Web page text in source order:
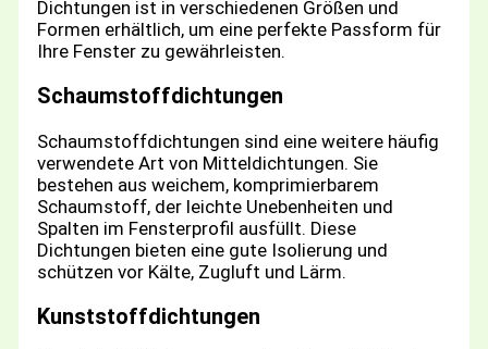
Dichtungen ist in verschiedenen Größen und
Formen erhältlich, um eine perfekte Passform für
Ihre Fenster zu gewährleisten.
Schaumstoffdichtungen
Schaumstoffdichtungen sind eine weitere häufig
verwendete Art von Mitteldichtungen. Sie
bestehen aus weichem, komprimierbarem
Schaumstoff, der leichte Unebenheiten und
Spalten im Fensterprofil ausfüllt. Diese
Dichtungen bieten eine gute Isolierung und
schützen vor Kälte, Zugluft und Lärm.
Kunststoffdichtungen